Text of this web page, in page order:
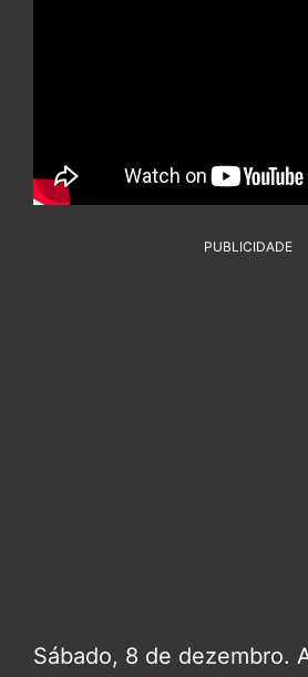
PUBLICIDADE
Sábado, 8 de dezembro.